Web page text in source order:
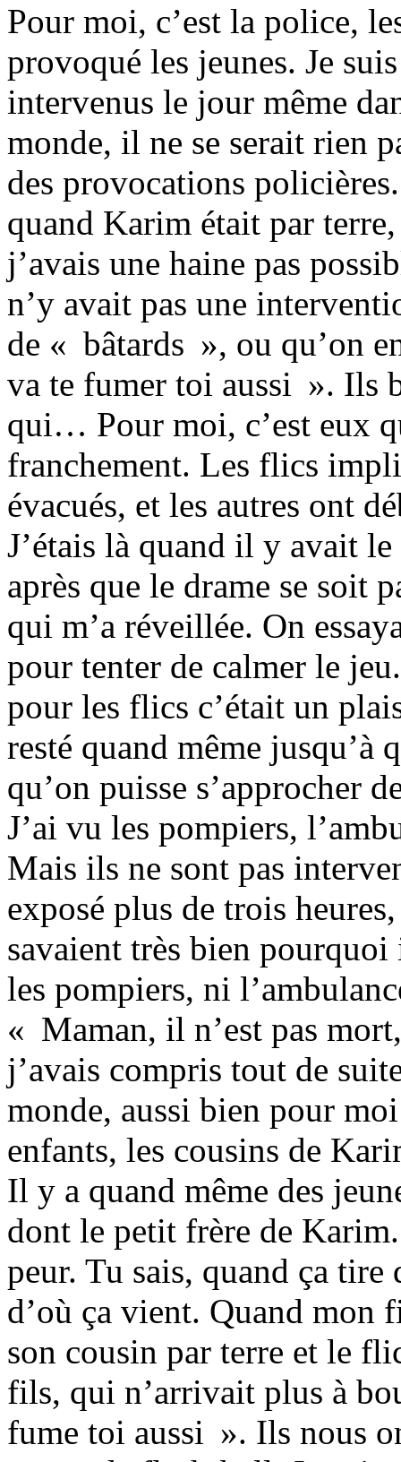
Pour moi, c’est la police,
provoqué les jeunes. Je
intervenus le jour même
monde, il ne se serait rien
des provocations
quand Karim était par
j’avais une haine pas
n’y avait pas une
de « bâtards », ou qu’on
va te fumer toi aussi ». Ils
qui… Pour moi, c’est eux
franchement. Les flics
évacués, et les autres ont
J’étais là quand il y avait
après que le drame se soit
qui m’a réveillée. On
pour tenter de calmer le
pour les flics c’était un
resté quand même jusqu’à
qu’on puisse s’approcher
J’ai vu les pompiers,
Mais ils ne sont pas
exposé plus de trois
savaient très bien
les pompiers, ni
« Maman, il n’est pas
j’avais compris tout de
monde, aussi bien pour
enfants, les cousins de
Il y a quand même des
dont le petit frère de
peur. Tu sais, quand ça tire
d’où ça vient. Quand mon
son cousin par terre et le
fils, qui n’arrivait plus à
fume toi aussi ». Ils nous